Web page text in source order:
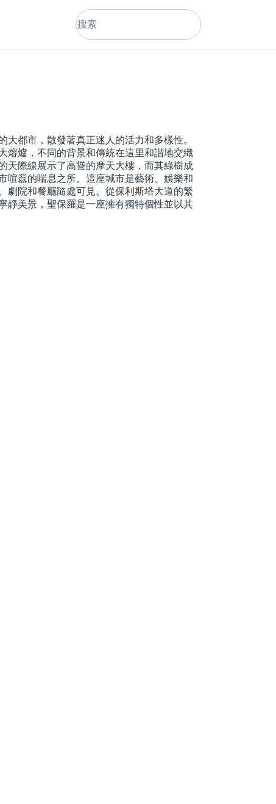
大都市，散發著真正迷人的活力和多樣性。
熔爐，不同的背景和傳統在這里和諧地交織
天際線展示了高聳的摩天大樓，而其綠樹成
喧囂的喘息之所。這座城市是藝術、娛樂和
劇院和餐廳隨處可見。從保利斯塔大道的繁
靜美景，聖保羅是一座擁有獨特個性並以其